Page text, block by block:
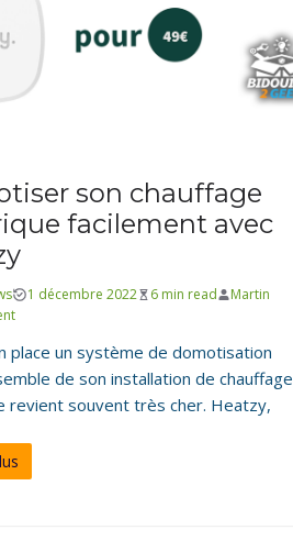
son chauffage
facilement avec
1 décembre 2022 6 min read
Martin
place un système de domotisation
de son installation de chauffage
revient souvent très cher. Heatzy,